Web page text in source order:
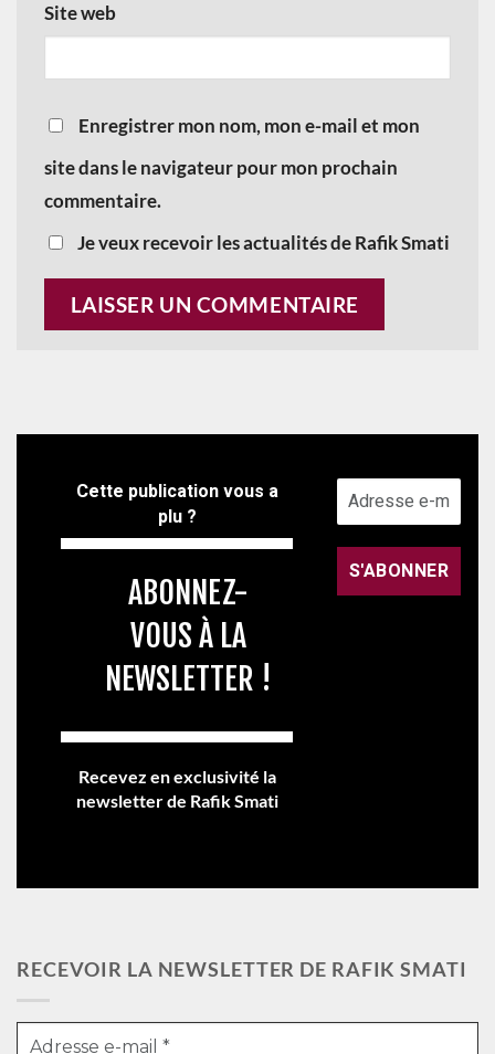
Site web
Enregistrer mon nom, mon e-mail et mon
site dans le navigateur pour mon prochain
commentaire.
Je veux recevoir les actualités de Rafik Smati
Cette publication vous a
plu ?
ABONNEZ-
VOUS À LA
NEWSLETTER !
Recevez en exclusivité la
newsletter de Rafik Smati
RECEVOIR LA NEWSLETTER DE RAFIK SMATI